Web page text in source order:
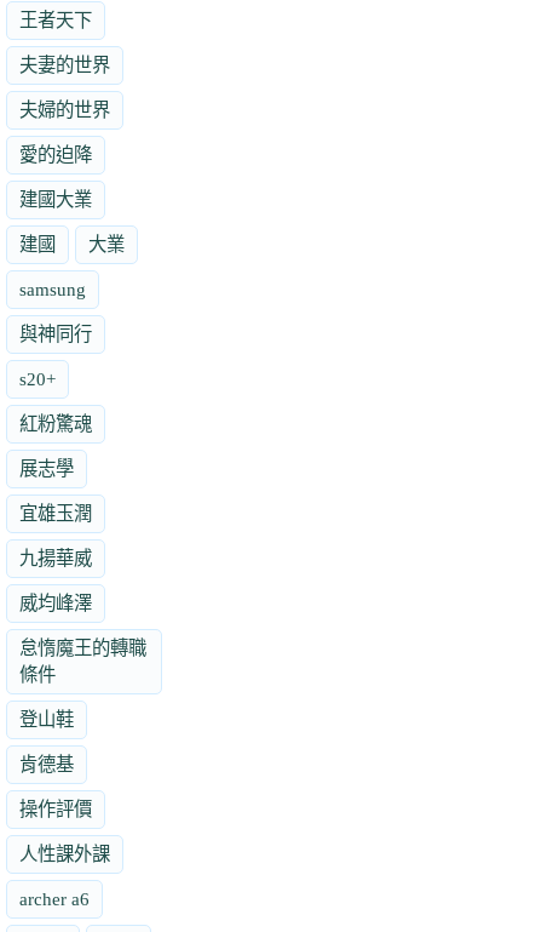
王者天下
夫妻的世界
夫婦的世界
愛的迫降
建國大業
建國 大業
samsung
與神同行
s20+
紅粉驚魂
展志學
宜雄玉潤
九揚華威
威均峰澤
怠惰魔王的轉職
條件
登山鞋
肯德基
操作評價
人性課外課
archer a6